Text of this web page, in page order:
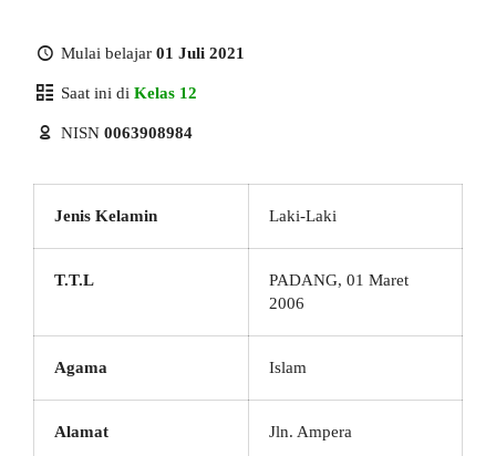
Mulai belajar 01 Juli 2021
Saat ini di Kelas 12
NISN 0063908984
Jenis Kelamin Laki-Laki
T.T.L
PADANG, 01 Maret
2006
Agama Islam
Alamat Jln. Ampera